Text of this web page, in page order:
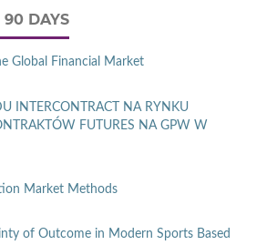
90 DAYS
Global Financial Market
INTERCONTRACT NA RYNKU
FUTURES NA GPW W
Market Methods
of Outcome in Modern Sports Based